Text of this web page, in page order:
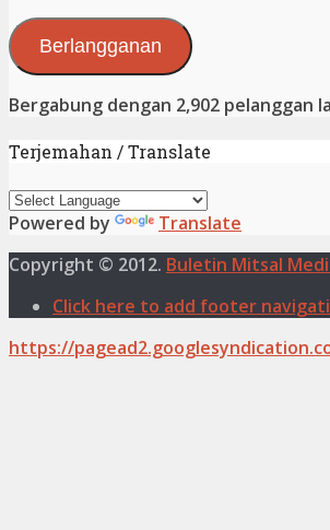
Elektronik
Berlangganan
Bergabung dengan 2,902 pelanggan
Terjemahan / Translate
Powered by
Translate
Copyright © 2012. Buletin Mitsal
Click here to add footer
https://